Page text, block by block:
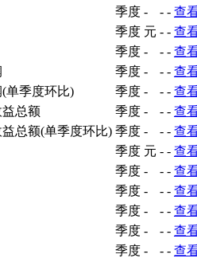
季度 - - - 查
季度 元 - - 查
季度 - - - 查
季度 - - - 查
单季度环比)
季度 - - - 查
总额
季度 - - - 查
总额(单季度环比) 季度 - - - 查
季度 元 - - 查
季度 - - - 查
季度 - - - 查
季度 - - - 查
季度 - - - 查
季度 - - - 查